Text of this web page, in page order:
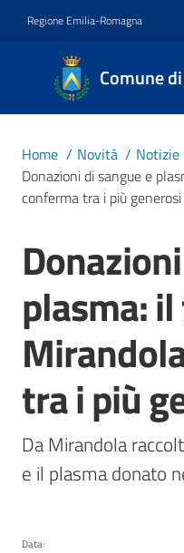
Regione Emilia-Romagna
Comune
Comune
di
Mirandola
1597
Novità
Menu selezionato
Servizi
Vivere
Mirandola
Home / Novità / Notizie
Donazioni di sangue e
conferma tra i più generosi
Salta al contenuto
plasma:
tra i più
Da Mirandola
e il plasma donato
Data: